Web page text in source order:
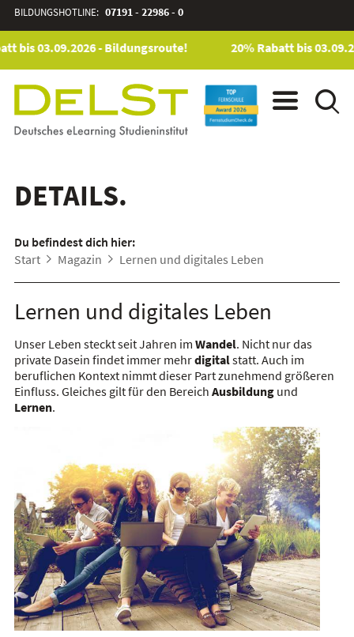
BILDUNGSHOTLINE: 07191 - 22986 - 0
bis 03.09.2026 - Bildungsroute! 20% Rabatt bis
DETAILS.
Du befindest dich hier:
Start
Magazin Lernen und digitales Leben
Lernen und digitales Leben
Unser Leben steckt seit Jahren im Wandel. Nicht nur das
private Dasein findet immer mehrdigitalstatt. Auch im
beruflichen Kontext nimmt dieser Part zunehmend größeren
Einfluss. Gleiches gilt für den Bereich Ausbildungund
Lernen.